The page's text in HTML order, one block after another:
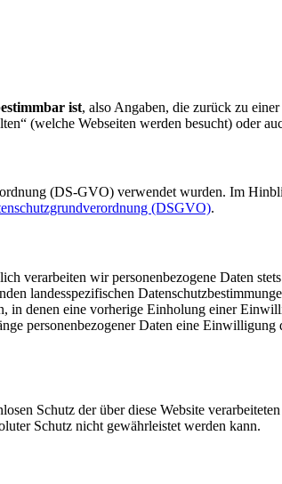
ist, also Angaben, die zurück zu
(welche Webseiten werden besucht) oder
(DS-GVO) verwendet wurden. Im
(DSGVO).
verarbeiten wir personenbezogene Daten stets
landesspezifischen
in denen eine vorherige Einholung einer
personenbezogener Daten eine Einwilligung
Schutz der über diese Website
Schutz nicht gewährleistet werden kann.